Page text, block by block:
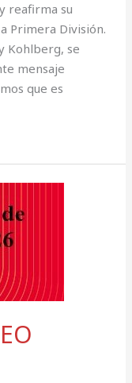
reafirma su
Primera División.
Kohlberg, se
mensaje
que es